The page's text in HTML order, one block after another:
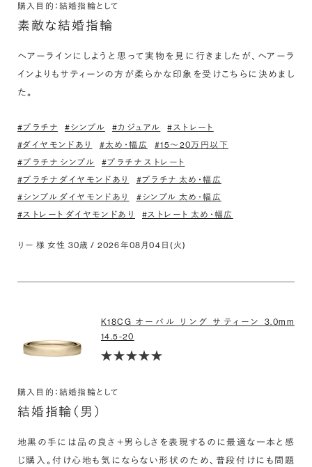
購入目的：結婚指輪として
素敵な結婚指輪
ヘアーラインにしようと思って実物を見に行きましたが、ヘアーラ
インよりもサティーンの方が柔らかな印象を受けこちらに決めまし
た。
#プラチナ #シンプル #カジュアル
#ストレート
#ダイヤモンドあり
#太め・幅広
#15〜20万円以下
#プラチナ シンプル
#プラチナ ストレート
#プラチナ ダイヤモンドあり
#プラチナ 太め・幅広
#シンプル ダイヤモンドあり
#シンプル 太め・幅広
#ストレート ダイヤモンドあり
#ストレート 太め・幅広
りー 様 女性 30歳 / 2026年08月04日(火)
K18CG オーバル リング サティーン 3.0mm
14.5-20
購入目的：結婚指輪として
結婚指輪（男）
地黒の手には品の良さ＋男らしさを表現するのに最適な一本と感
じ購入。付け心地も気にならない形状のため、普段付けにも問題